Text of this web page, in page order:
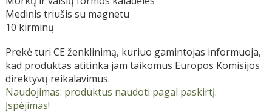
Medinis triušis su magnetu
10 kirminų
Prekė turi CE ženklinimą, kuriuo gamintojas informuoja,
kad produktas atitinka jam taikomus Europos Komisijos
direktyvų reikalavimus.
Naudojimas: produktus naudoti pagal paskirtį.
Įspėjimas!